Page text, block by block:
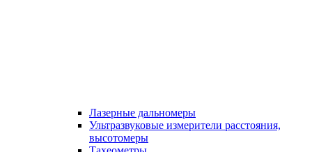
Лазерные дальномеры
Ультразвуковые измерители расстояния,
высотомеры